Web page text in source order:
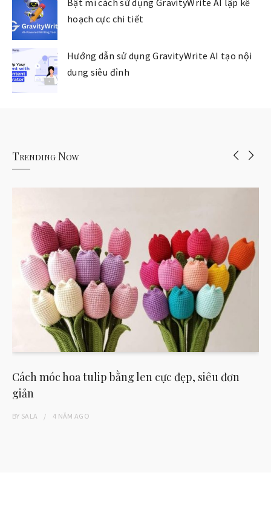
Bật mí cách sử dụng GravityWrite AI lập kế
hoạch cực chi tiết
Hướng dẫn sử dụng GravityWrite AI tạo nội
dung siêu đỉnh
Trending Now
Cách móc hoa tulip bằng len cực đẹp, siêu đơn
giản
BY SALA 4 NĂM AGO